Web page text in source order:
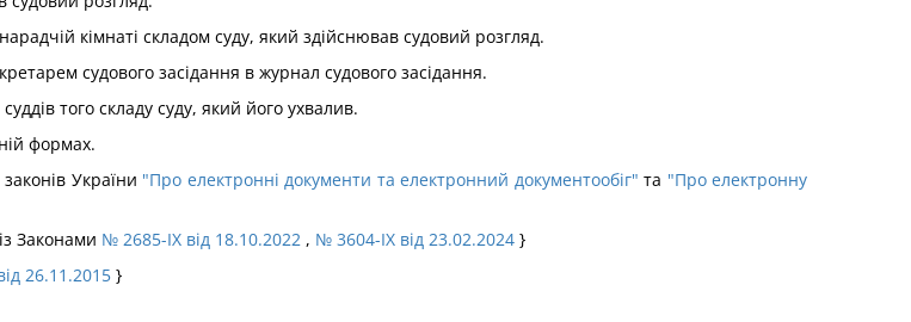
кімнаті складом суду, який здійснював судовий розгляд.
судового засідання в журнал судового засідання.
того складу суду, який його ухвалив.
формах.
України "Про електронні документи та електронний документообіг" та "Про електронну
Законами № 2685-IX від 18.10.2022 , № 3604-IX від 23.02.2024 }
26.11.2015 }